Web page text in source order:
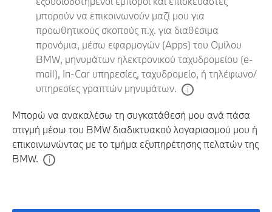
μπορούν να επικοινωνούν μαζί μου για
προωθητικούς σκοπούς π.χ. για διαθέσιμα
προνόμια, μέσω εφαρμογών (Apps) του Ομίλου
BMW, μηνυμάτων ηλεκτρονικού ταχυδρομείου (e-
mail), In-Car υπηρεσίες, ταχυδρομείο, ή τηλέφωνο/
υπηρεσίες γραπτών μηνυμάτων.
Μπορώ να ανακαλέσω τη συγκατάθεσή μου ανά πάσα
στιγμή μέσω του BMW διαδικτυακού λογαριασμού μου ή
επικοινωνώντας με το τμήμα εξυπηρέτησης πελατών της
BMW.